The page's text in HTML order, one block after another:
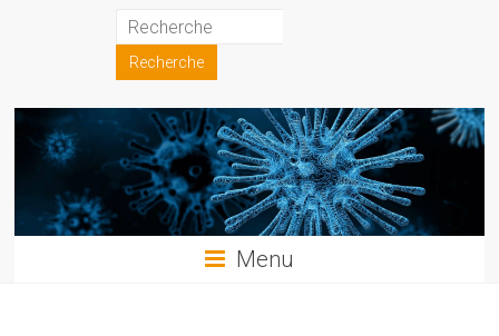
Association
française
pour
l'avancement
des
sciences
Menu